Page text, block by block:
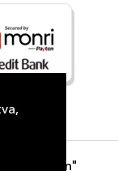
Distribution"